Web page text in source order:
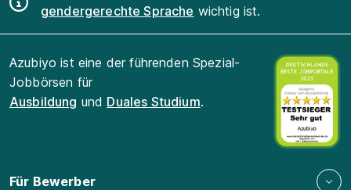
gendergerechte Sprache wichtig ist.
Azubiyo ist eine der führenden Spezial-
Jobbörsen für
Ausbildung und Duales Studium.
Für Bewerber